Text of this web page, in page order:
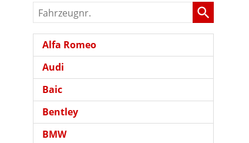
Fahrzeugnr.
Alfa Romeo
Audi
Baic
Bentley
BMW